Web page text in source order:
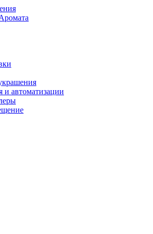
и автоматизации